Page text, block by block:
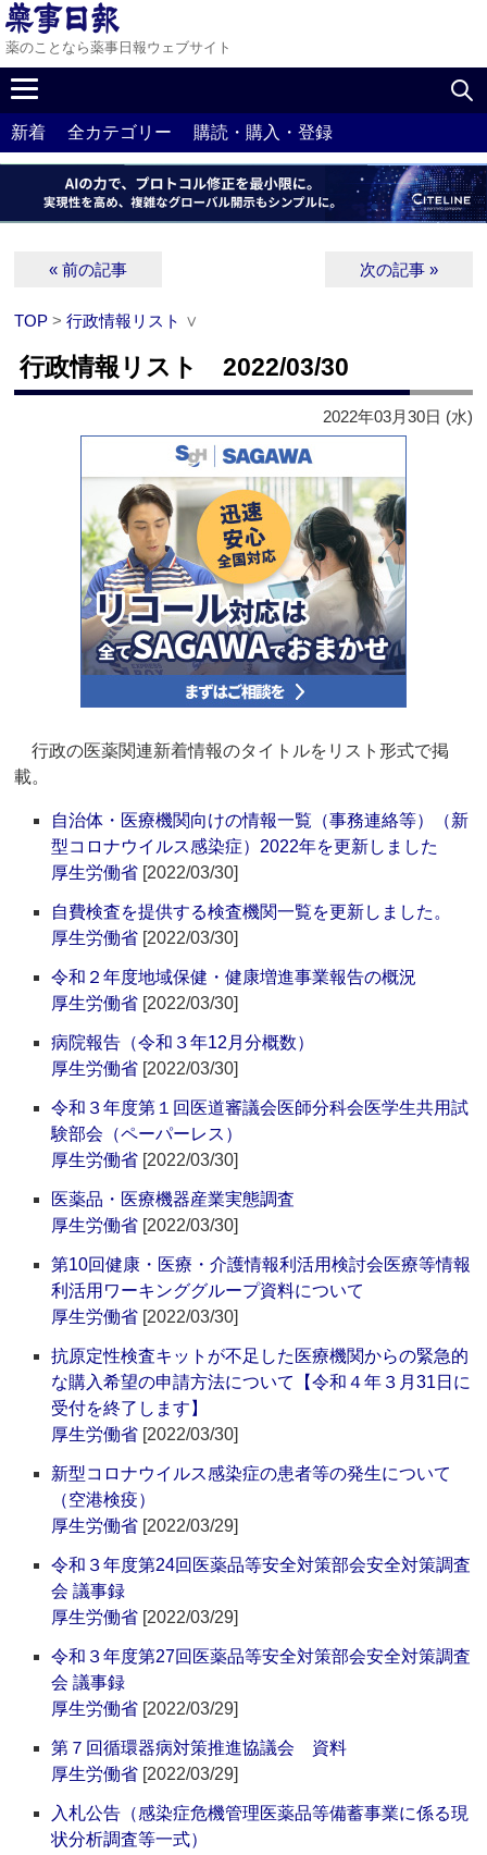
薬のことなら薬事日報ウェブサイト
新着 全カテゴリー 購読・購入・登録
« 前の記事 次の記事 »
TOP >行政情報リスト ∨
行政情報リスト 2022/03/30
2022年03月30日 (水)
行政の医薬関連新着情報のタイトルをリスト形式で掲
載。
自治体・医療機関向けの情報一覧（事務連絡等）（新
型コロナウイルス感染症）2022年を更新しました
厚生労働省 [2022/03/30]
自費検査を提供する検査機関一覧を更新しました。
厚生労働省 [2022/03/30]
令和２年度地域保健・健康増進事業報告の概況
厚生労働省 [2022/03/30]
病院報告（令和３年12月分概数）
厚生労働省 [2022/03/30]
令和３年度第１回医道審議会医師分科会医学生共用試
験部会（ペーパーレス）
厚生労働省 [2022/03/30]
医薬品・医療機器産業実態調査
厚生労働省 [2022/03/30]
第10回健康・医療・介護情報利活用検討会医療等情報
利活用ワーキンググループ資料について
厚生労働省 [2022/03/30]
抗原定性検査キットが不足した医療機関からの緊急的
な購入希望の申請方法について【令和４年３月31日に
受付を終了します】
厚生労働省 [2022/03/30]
新型コロナウイルス感染症の患者等の発生について
（空港検疫）
厚生労働省 [2022/03/29]
令和３年度第24回医薬品等安全対策部会安全対策調査
会 議事録
厚生労働省 [2022/03/29]
令和３年度第27回医薬品等安全対策部会安全対策調査
会 議事録
厚生労働省 [2022/03/29]
第７回循環器病対策推進協議会 資料
厚生労働省 [2022/03/29]
入札公告（感染症危機管理医薬品等備蓄事業に係る現
状分析調査等一式）